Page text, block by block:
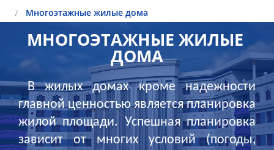
Многоэтажные жилые дома
МНОГОЭТАЖНЫЕ ЖИЛЫЕ
ДОМА
В жилых домах кроме надежности
главной ценностью является планировка
жилой площади. Успешная планировка
зависит от многих условий (погоды,